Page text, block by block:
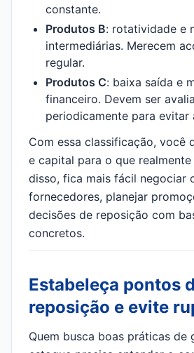
constante.
Produtos B: rotatividade e
intermediárias. Merecem
regular.
Produtos C: baixa saída e
financeiro. Devem ser
periodicamente para evitar
Com essa classificação, você
e capital para o que
disso, fica mais fácil negociar
fornecedores, planejar
decisões de reposição com
concretos.
Estabeleça pontos
reposição e evite
Quem busca boas práticas de